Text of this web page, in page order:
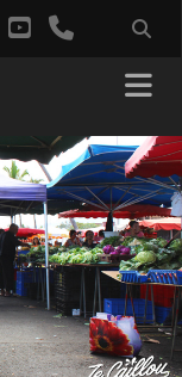
youtubephone